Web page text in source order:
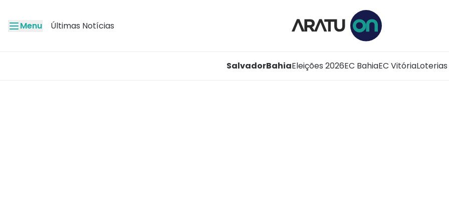
Menu Últimas Notícias
SalvadorBahiaEleições 2026EC BahiaEC VitóriaLoterias